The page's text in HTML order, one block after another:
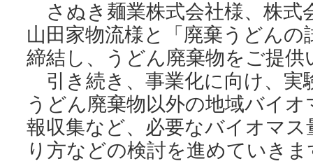
さぬき麺業株式会社様、株式
山田家物流様と「廃棄うどん
締結し、うどん廃棄物をご提
引き続き、事業化に向け、実
うどん廃棄物以外の地域バイ
報収集など、必要なバイオマ
り方などの検討を進めていきま